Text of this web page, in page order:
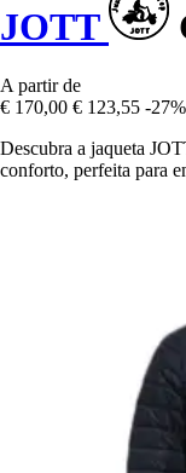
JOTT
A partir de
€ 170,00 € 123,55 -27%
Descubra a jaqueta
conforto, perfeita para